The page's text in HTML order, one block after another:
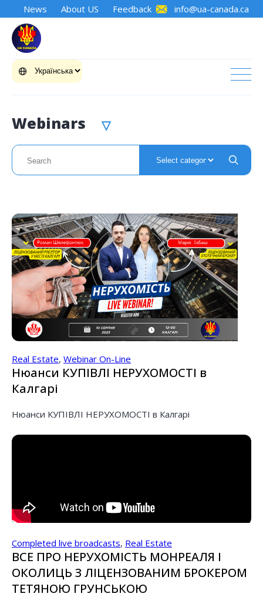
News About US Feedback info@ua-canada.ca
Webinars ▽
Real Estate, Webinar On-Line
Нюанси КУПІВЛІ НЕРУХОМОСТІ в
Калгарі
Нюанси КУПІВЛІ НЕРУХОМОСТІ в Калгарі
Completed live broadcasts, Real Estate
ВСЕ ПРО НЕРУХОМІСТЬ МОНРЕАЛЯ І
ОКОЛИЦЬ З ЛІЦЕНЗОВАНИМ БРОКЕРОМ
ТЕТЯНОЮ ГРУНСЬКОЮ